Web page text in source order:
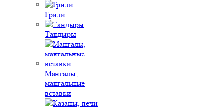
Грили
Тандыры
Мангалы,
мангальные
вставки